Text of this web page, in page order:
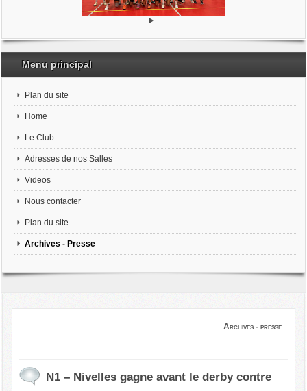
Menu principal
Plan du site
Home
Le Club
Adresses de nos Salles
Videos
Nous contacter
Plan du site
Archives - Presse
Archives - presse
N1 – Nivelles gagne avant le derby contre